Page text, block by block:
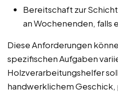
Bereitschaft zur
an Wochenenden, falls
Diese Anforderungen
spezifischen Aufgaben
Holzverarbeitungshelfer
handwerklichem Geschick,